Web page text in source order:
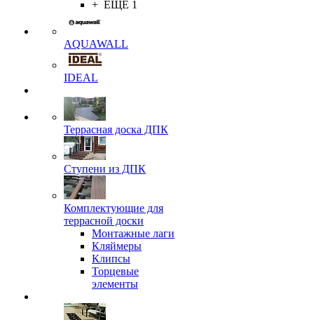
+ ЕЩЕ 1
AQUAWALL
IDEAL
Террасная доска ДПК
Ступени из ДПК
Комплектующие для
террасной доски
Монтажные лаги
Кляймеры
Клипсы
Торцевые
элементы